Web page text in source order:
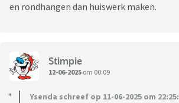
en rondhangen dan huiswerk maken.
Stimpie
12-06-2025 om 00:09
Ysenda schreef op 11-06-2025 om 22:25: